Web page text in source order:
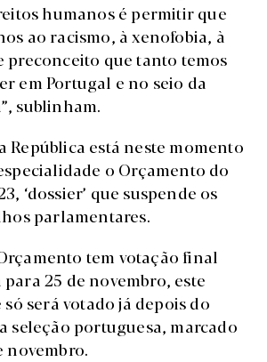
humanos é permitir que
ao racismo, à xenofobia, à
preconceito que tanto temos
em Portugal e no seio da
sublinham.
República está neste momento
o Orçamento do
‘dossier’ que suspende os
parlamentares.
tem votação final
25 de novembro, este
será votado já depois do
seleção portuguesa, marcado
novembro.